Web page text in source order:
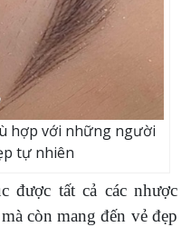
hợp với những người
tự nhiên
được tất cả các nhược
còn mang đến vẻ đẹp